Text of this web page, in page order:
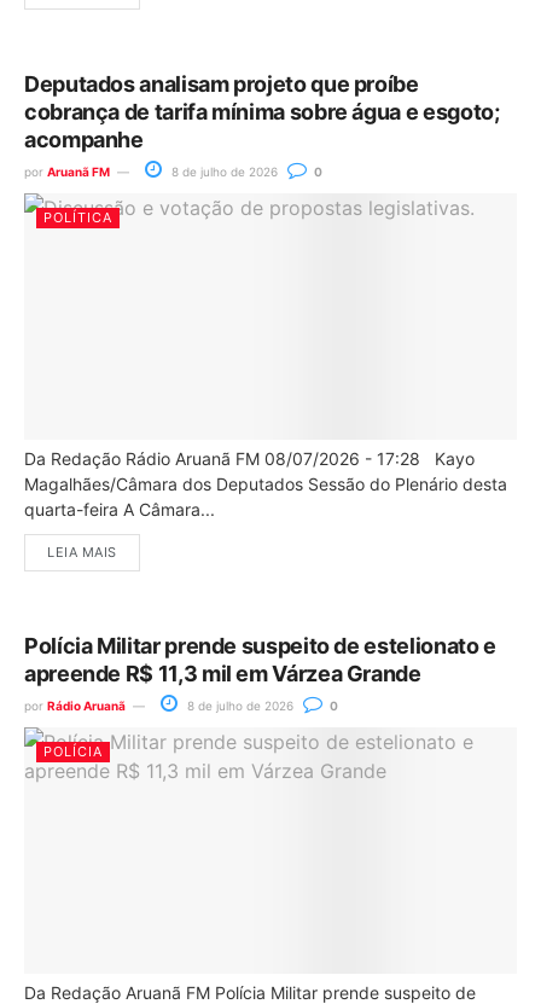
Deputados analisam projeto que proíbe
cobrança de tarifa mínima sobre água e esgoto;
acompanhe
por Aruanã FM 8 de julho de 2026 0
POLÍTICA
Da Redação Rádio Aruanã FM 08/07/2026 - 17:28 Kayo
Magalhães/Câmara dos Deputados Sessão do Plenário desta
quarta-feira A Câmara...
LEIA MAIS
Polícia Militar prende suspeito de estelionato e
apreende R$ 11,3 mil em Várzea Grande
por Rádio Aruanã 8 de julho de 2026 0
POLÍCIA
Da Redação Aruanã FM Polícia Militar prende suspeito de